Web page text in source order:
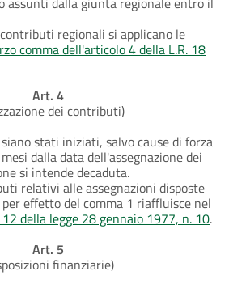
regionali si applicano le
comma dell'articolo 4 della L.R. 18
Art. 4
dei contributi)
stati iniziati, salvo cause di forza
dalla data dell'assegnazione dei
si intende decaduta.
relativi alle assegnazioni disposte
effetto del comma 1 riaffluisce nel
della legge 28 gennaio 1977, n. 10.
Art. 5
finanziarie)